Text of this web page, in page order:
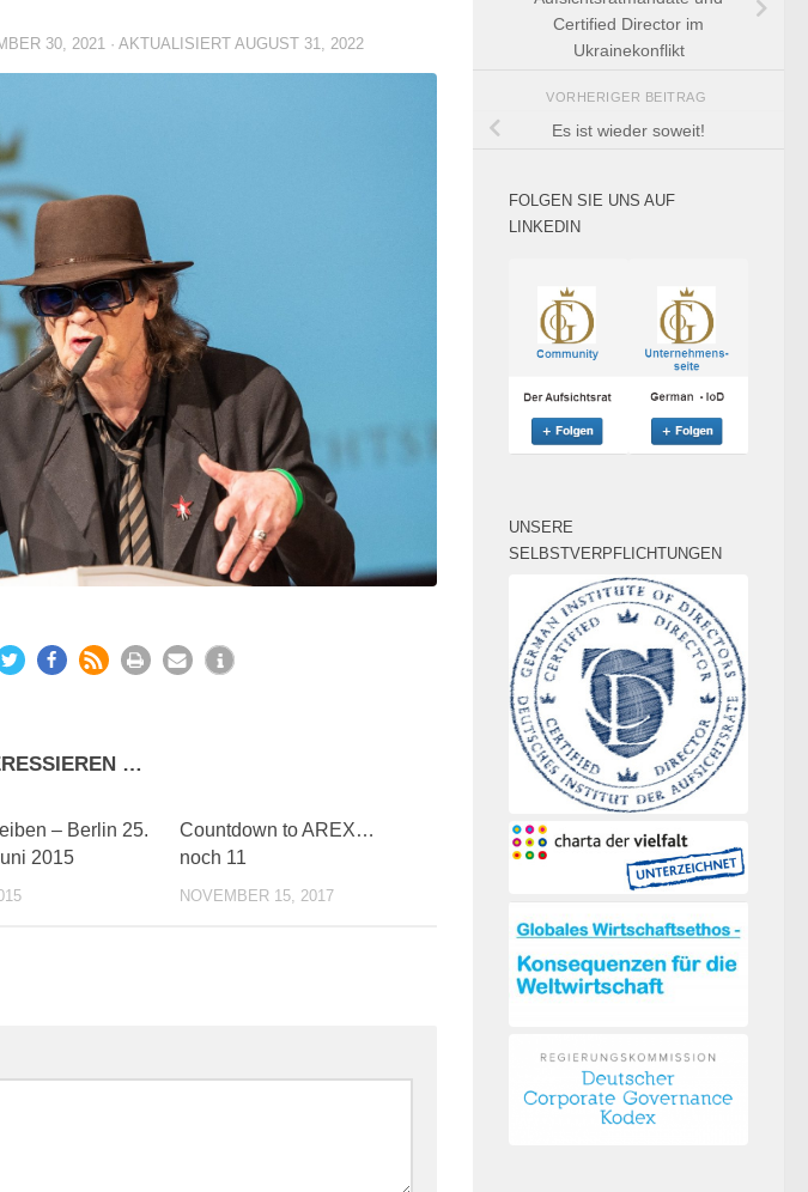
30, 2021 · AKTUALISIERT AUGUST 31, 2022
…
– Berlin 25.
2015
Countdown to AREX…
noch 11
NOVEMBER 15, 2017
Certified Director im
Ukrainekonflikt
VORHERIGER BEITRAG
Es ist wieder soweit!
FOLGEN SIE UNS AUF
LINKEDIN
UNSERE
SELBSTVERPFLICHTUNGEN